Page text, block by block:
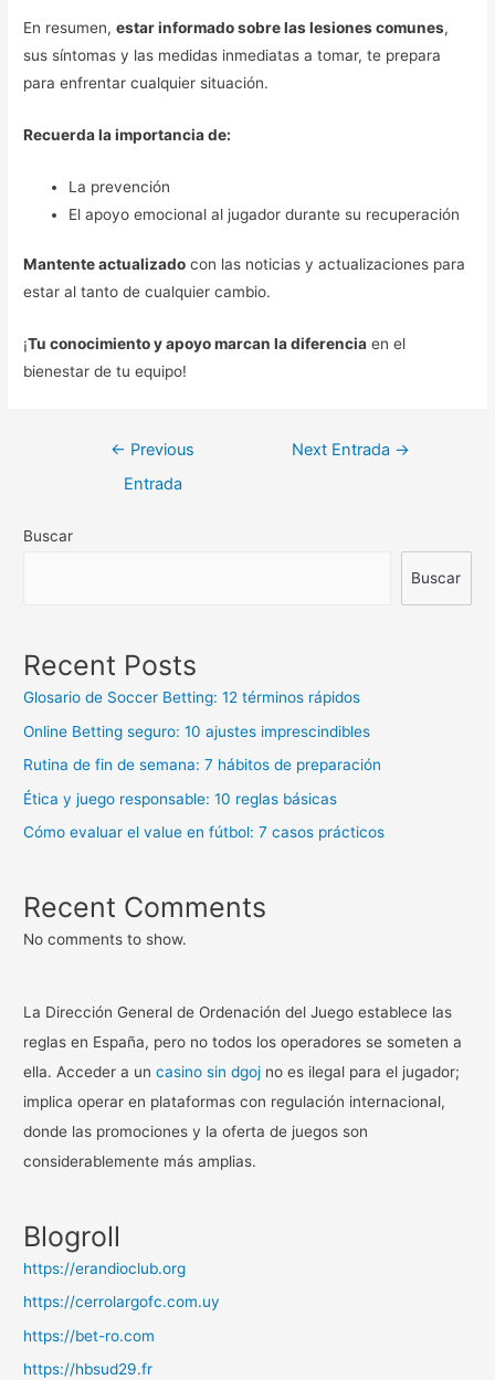
En resumen,estar informado sobre las lesiones comunes,
sus síntomas y las medidas inmediatas a tomar, te prepara
para enfrentar cualquier situación.
Recuerda la importancia de:
La prevención
El apoyo emocional al jugador durante su recuperación
Mantente actualizado con las noticias y actualizaciones para
estar al tanto de cualquier cambio.
¡Tu conocimiento y apoyo marcan la diferencia en el
bienestar de tu equipo!
Navegación
← Previous
Entrada
Next Entrada →
Buscar
Buscar
Recent Posts
Glosario de Soccer Betting: 12 términos rápidos
Online Betting seguro: 10 ajustes imprescindibles
Rutina de fin de semana: 7 hábitos de preparación
Ética y juego responsable: 10 reglas básicas
Cómo evaluar el value en fútbol: 7 casos prácticos
Recent Comments
No comments to show.
La Dirección General de Ordenación del Juego establece las
reglas en España, pero no todos los operadores se someten a
ella. Acceder a uncasino sin dgoj no es ilegal para el jugador;
implica operar en plataformas con regulación internacional,
donde las promociones y la oferta de juegos son
considerablemente más amplias.
Blogroll
https://erandioclub.org
https://cerrolargofc.com.uy
https://bet-ro.com
https://hbsud29.fr